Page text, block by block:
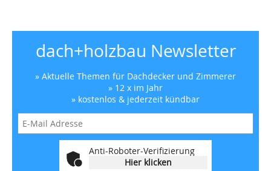
dach+holzbau Newsletter
» Aktuelle Themen für Dachdecker und Zimmerer
» 12 x im Jahr
» kostenlos & jederzeit kündbar
Anti-Roboter-Verifizierung
Hier klicken